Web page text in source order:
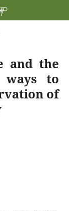
and the
to
of